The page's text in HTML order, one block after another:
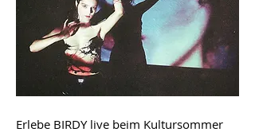
Erlebe BIRDY live beim Kultursommer